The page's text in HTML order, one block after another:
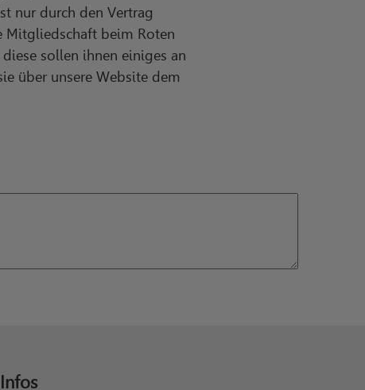
nur durch den Vertrag
Mitgliedschaft beim Roten
sollen ihnen einiges an
über unsere Website dem
Infos